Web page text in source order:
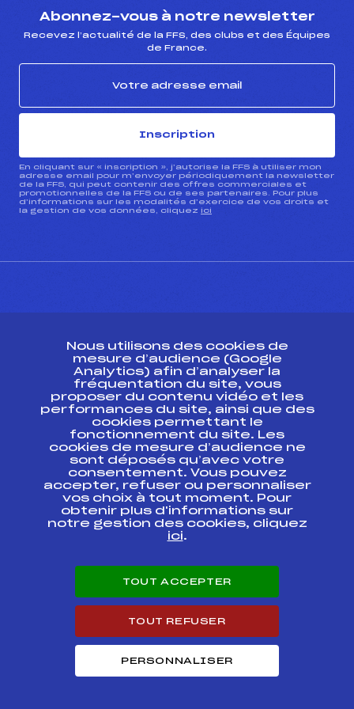
Abonnez-vous à notre newsletter
Recevez l’actualité de la FFS, des clubs et des Équipes
de France.
Inscription
En cliquant sur « inscription », j’autorise la FFS à utiliser mon
adresse email pour m’envoyer périodiquement la newsletter
de la FFS, qui peut contenir des offres commerciales et
promotionnelles de la FFS ou de ses partenaires. Pour plus
d’informations sur les modalités d’exercice de vos droits et
la gestion de vos données, cliquez ici
Ressources
Pass’Neige
Projet sportif fédéral
Projet de performance fédéral
Antidopage
Pôle Développement, Formation, Suivi
Scientifique
Listes ministérielles
Pôle vie de l’athlète
Enseignement professionnel
Carrières
Nous utilisons des cookies de
mesure d’audience (Google
Analytics) afin d’analyser la
fréquentation du site, vous
proposer du contenu vidéo et les
performances du site, ainsi que des
cookies permettant le
fonctionnement du site. Les
cookies de mesure d’audience ne
sont déposés qu’avec votre
consentement. Vous pouvez
accepter, refuser ou personnaliser
vos choix à tout moment. Pour
obtenir plus d'informations sur
notre gestion des cookies, cliquez
ici.
TOUT ACCEPTER
TOUT REFUSER
PERSONNALISER